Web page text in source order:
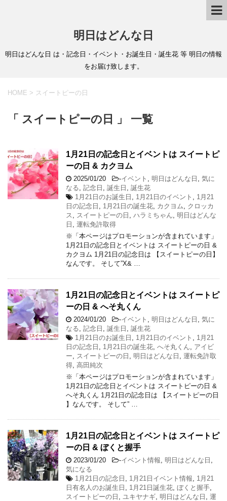
明日はどんな日
明日はどんな日 は・記念日・イベント・お誕生日・誕生花 等 明日の情報
をお届け致します。
HOME > スイートピーの日
「 スイートピーの日 」 一覧
1月21日の記念日とイベントは スイートピ
ーの日 & カクヨム
2025/01/20 -イベント 明日はどんな日
気に
なる 記念日 誕生日
誕生花
1月21日のお誕生日
1月21日のイベント
1月21
日の記念日
1月21日の誕生花 カクヨム
クロッカ
ス
スイートピーの日 ハラミちゃん 明日はどんな
日
運転免許取得
※「本ページはプロモーションが含まれています」
1月21日の記念日とイベントは スイートピーの日 &
カクヨム 1月21日の記念日は 【スイートピーの日】
なんです。 そして”X& …
1月21日の記念日とイベントは スイートピ
ーの日 & へそ丸くん
2024/01/20 -イベント 明日はどんな日
気に
なる 記念日 誕生日
誕生花
1月21日のお誕生日
1月21日のイベント
1月21
日の記念日
1月21日の誕生花 へそ丸くん
アイビ
ー
スイートピーの日 明日はどんな日
運転免許取
得 高田純次
※「本ページはプロモーションが含まれています」
1月21日の記念日とイベントは スイートピーの日 &
へそ丸くん 1月21日の記念日は 【スイートピーの日
】なんです。 そして” …
1月21日の記念日とイベントは スイートピ
ーの日 & ぼくと握手
2023/01/20 -イベント情報 明日はどんな日
気になる
1月21日の記念日
1月21日イベント情報
1月21
日有名人のお誕生日
1月21日誕生花 ぼくと握手
スイートピーの日
ユキヤナギ 明日はどんな日
運